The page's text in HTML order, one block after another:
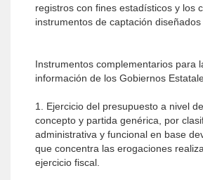
registros con fines estadísticos y los
instrumentos de captación diseñados
Instrumentos complementarios para
información de los Gobiernos
1. Ejercicio del presupuesto a nivel
concepto y partida genérica, por
administrativa y funcional en base
que concentra las erogaciones
ejercicio fiscal.